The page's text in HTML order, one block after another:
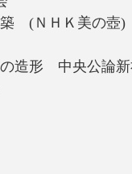
　(ＮＨＫ美の壺)
造形　中央公論